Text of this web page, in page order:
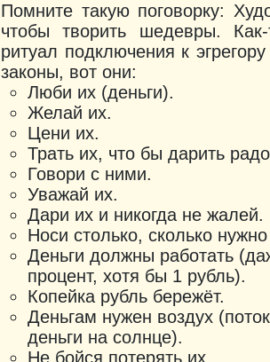
Помните такую поговорку:
чтобы творить шедевры.
ритуал подключения к
законы, вот они:
Люби их (деньги).
Желай их.
Цени их.
Трать их, что бы дарить
Говори с ними.
Уважай их.
Дари их и никогда не жалей.
Носи столько, сколько
Деньги должны работать
процент, хотя бы 1 рубль).
Копейка рубль бережёт.
Деньгам нужен воздух
деньги на солнце).
Не бойся потерять их.